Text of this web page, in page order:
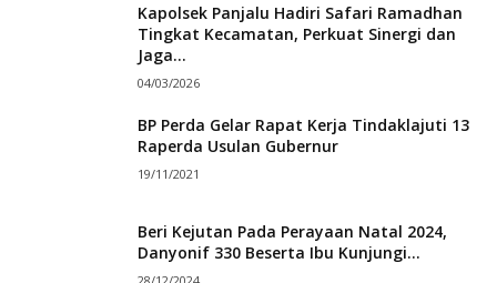
Kapolsek Panjalu Hadiri Safari Ramadhan
Tingkat Kecamatan, Perkuat Sinergi dan
Jaga...
04/03/2026
BP Perda Gelar Rapat Kerja Tindaklajuti 13
Raperda Usulan Gubernur
19/11/2021
Beri Kejutan Pada Perayaan Natal 2024,
Danyonif 330 Beserta Ibu Kunjungi...